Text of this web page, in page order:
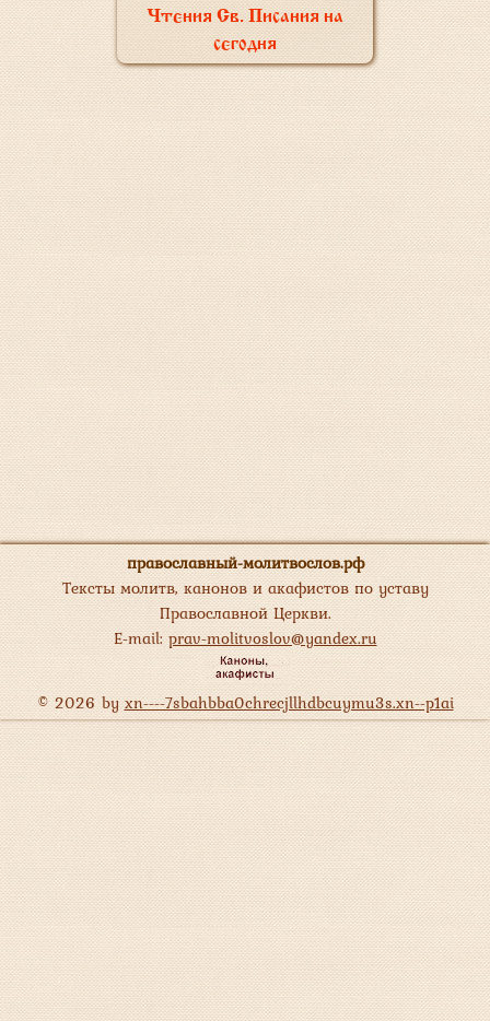
Чтения Св. Писания на
сегодня
православный-молитвослов.рф
Тексты молитв, канонов и акафистов по уставу
Православной Церкви.
E-mail:prav-molitvoslov@yandex.ru
© 2026 byxn----7sbahbba0chrecjllhdbcuymu3s.xn--p1ai